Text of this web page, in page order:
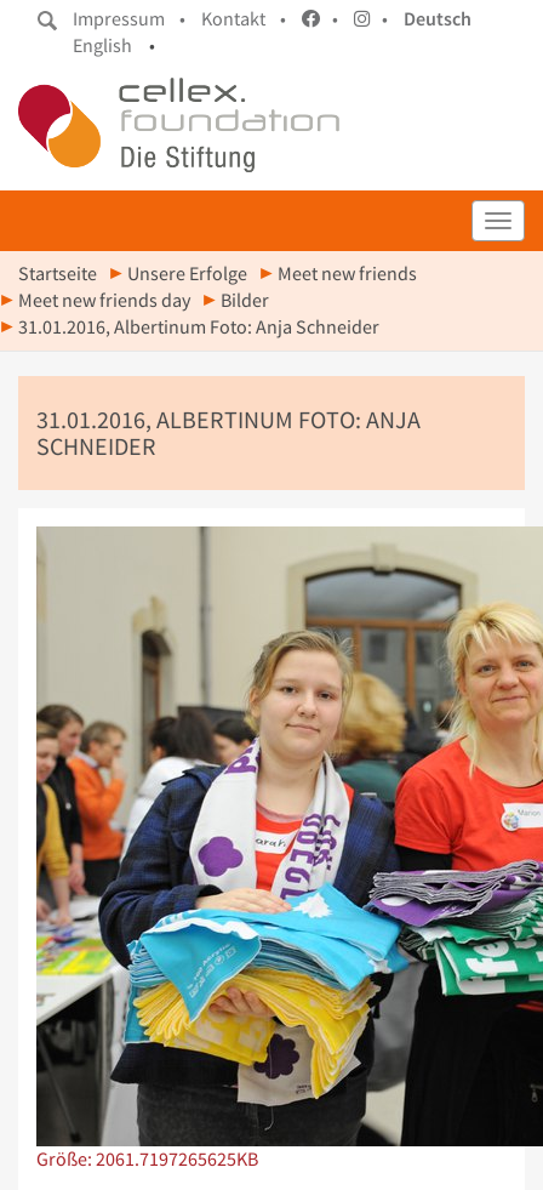
Impressum • Kontakt • • •
Deutsch
English
•
Startseite Unsere Erfolge
Meet new friends
Meet new friends day
Bilder
31.01.2016, Albertinum Foto: Anja Schneider
31.01.2016, ALBERTINUM FOTO: ANJA
SCHNEIDER
Zeige Bild in voller Größe…
Größe: 2061.7197265625KB